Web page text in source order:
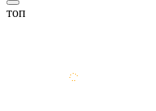
топ